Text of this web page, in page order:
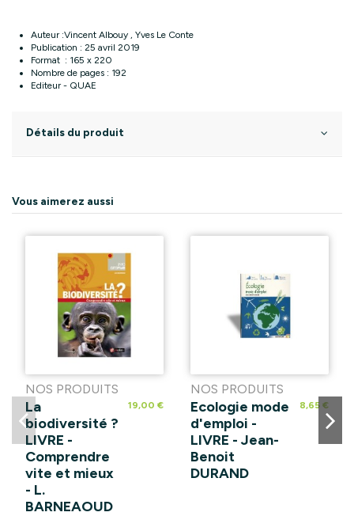
Auteur :Vincent Albouy , Yves Le Conte
Publication : 25 avril 2019
Format : 165 x 220
Nombre de pages : 192
Editeur - QUAE
Détails du produit
Vous aimerez aussi
NOS PRODUITS
La
biodiversité ?
LIVRE -
Comprendre
vite et mieux
- L.
BARNEAOUD
19,00 €
NOS PRODUITS
Ecologie mode
d'emploi -
LIVRE - Jean-
Benoit
DURAND
8,65 €